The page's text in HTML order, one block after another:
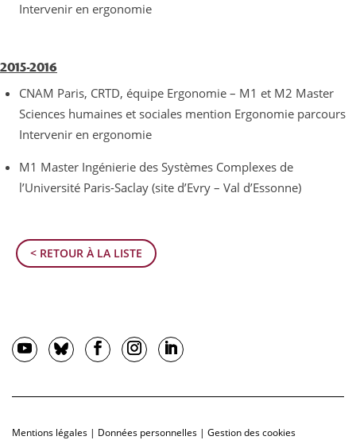
< RETOUR À LA LISTE
Intervenir en ergonomie
2015-2016
CNAM Paris, CRTD, équipe Ergonomie – M1 et M2 Master
Sciences humaines et sociales mention Ergonomie parcours
Intervenir en ergonomie
M1 Master Ingénierie des Systèmes Complexes de
l’Université Paris-Saclay (site d’Evry – Val d’Essonne)
Mentions légales | Données personnelles | Gestion des cookies